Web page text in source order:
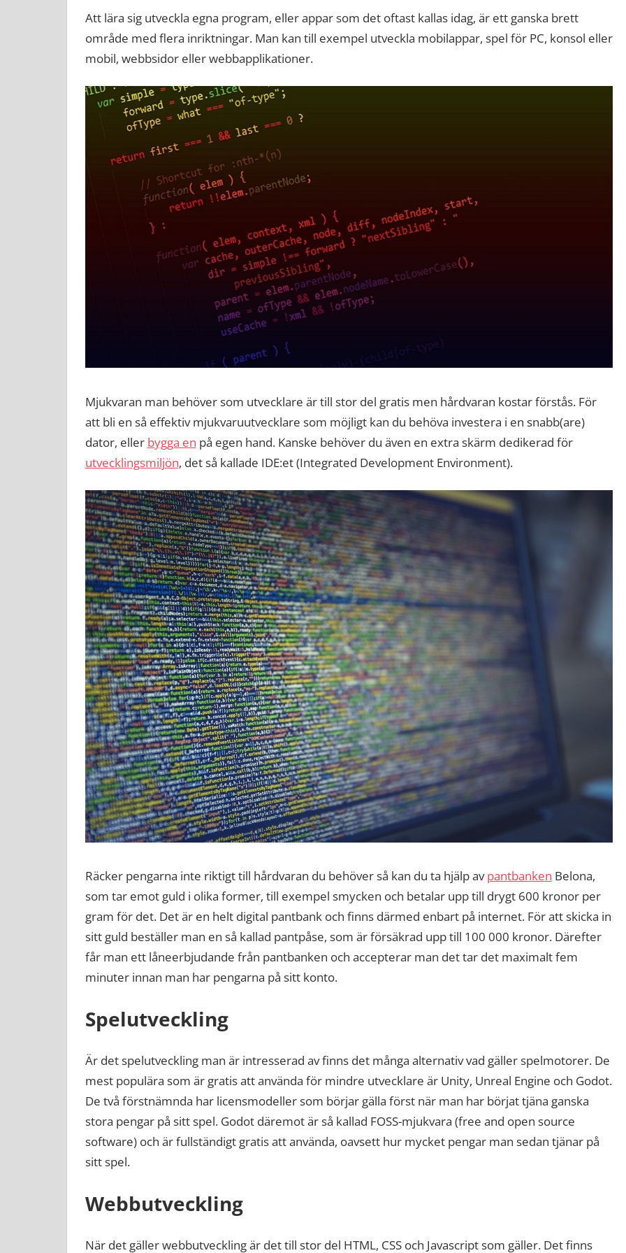
Att lära sig utveckla egna program, eller appar som det oftast kallas idag, är ett ganska brett
område med flera inriktningar. Man kan till exempel utveckla mobilappar, spel för PC, konsol eller
mobil, webbsidor eller webbapplikationer.
Mjukvaran man behöver som utvecklare är till stor del gratis men hårdvaran kostar förstås. För
att bli en så effektiv mjukvaruutvecklare som möjligt kan du behöva investera i en snabb(are)
dator, eller bygga en på egen hand. Kanske behöver du även en extra skärm dedikerad för
utvecklingsmiljön, det så kallade IDE:et (Integrated Development Environment).
Räcker pengarna inte riktigt till hårdvaran du behöver så kan du ta hjälp avpantbanken Belona,
som tar emot guld i olika former, till exempel smycken och betalar upp till drygt 600 kronor per
gram för det. Det är en helt digital pantbank och finns därmed enbart på internet. För att skicka in
sitt guld beställer man en så kallad pantpåse, som är försäkrad upp till 100 000 kronor. Därefter
får man ett låneerbjudande från pantbanken och accepterar man det tar det maximalt fem
minuter innan man har pengarna på sitt konto.
Spelutveckling
Är det spelutveckling man är intresserad av finns det många alternativ vad gäller spelmotorer. De
mest populära som är gratis att använda för mindre utvecklare är Unity, Unreal Engine och Godot.
De två förstnämnda har licensmodeller som börjar gälla först när man har börjat tjäna ganska
stora pengar på sitt spel. Godot däremot är så kallad FOSS-mjukvara (free and open source
software) och är fullständigt gratis att använda, oavsett hur mycket pengar man sedan tjänar på
sitt spel.
Webbutveckling
När det gäller webbutveckling är det till stor del HTML, CSS och Javascript som gäller. Det finns